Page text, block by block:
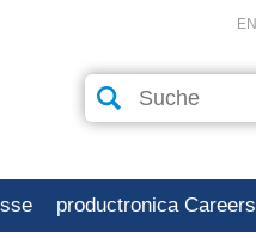
EN
productronica Careers